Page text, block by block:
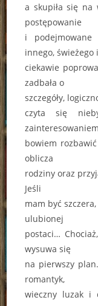
a skupiła się na
postępowanie
i podejmowane
innego, świeżego i
ciekawie
zadbała o
szczegóły,
czyta się
bowiem
oblicza
rodziny oraz
Jeśli
mam być
ulubionej
postaci…
wysuwa się
na pierwszy
romantyk,
wieczny luzak i